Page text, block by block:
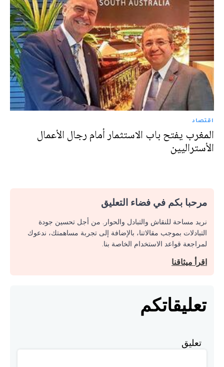
اقتصاد
المغرب يفتح باب الاستثمار أمام رجال الأعمال
الأستراليين
مرحبا بكم في فضاء التعليق
نريد مساحة للنقاش والتبادل والحوار. من أجل تحسين جودة
التبادلات بموجب مقالاتنا، بالإضافة إلى تجربة مساهمتك، ندعوك
لمراجعة قواعد الاستخدام الخاصة بنا.
اقرأ ميثاقنا
تعليقاتكم
تعليق